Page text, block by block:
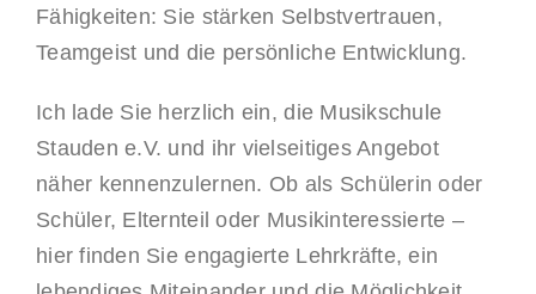
Fähigkeiten: Sie stärken Selbstvertrauen,
Teamgeist und die persönliche Entwicklung.
Ich lade Sie herzlich ein, die Musikschule
Stauden e.V. und ihr vielseitiges Angebot
näher kennenzulernen. Ob als Schülerin oder
Schüler, Elternteil oder Musikinteressierte –
hier finden Sie engagierte Lehrkräfte, ein